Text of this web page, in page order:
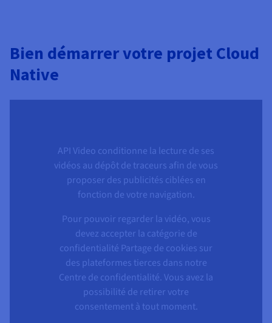
Bien démarrer votre projet Cloud
Native
API Video conditionne la lecture de ses
vidéos au dépôt de traceurs afin de vous
proposer des publicités ciblées en
fonction de votre navigation.
Pour pouvoir regarder la vidéo, vous
devez accepter la catégorie de
confidentialité Partage de cookies sur
des plateformes tierces dans notre
Centre de confidentialité. Vous avez la
possibilité de retirer votre
consentement à tout moment.